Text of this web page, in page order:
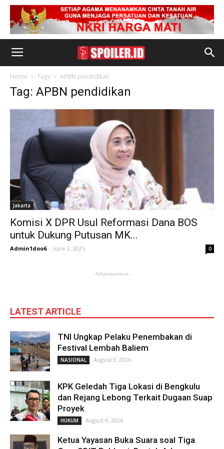
Home Tags APBN pendidikan
Tag: APBN pendidikan
Jakarta
Komisi X DPR Usul Reformasi Dana BOS
untuk Dukung Putusan MK...
Admin1doo6 - June 2, 2025 0
- Advertisement -
LATEST ARTICLE
TNI Ungkap Pelaku Penembakan di
Festival Lembah Baliem
NASIONAL August 9, 2026
KPK Geledah Tiga Lokasi di Bengkulu
dan Rejang Lebong Terkait Dugaan Suap
Proyek
HUKUM August 9, 2026
Ketua Yayasan Buka Suara soal Tiga